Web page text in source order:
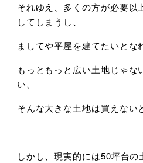
それゆえ、多くの方が必要以
してしまうし、
ましてや平屋を建てたいとな
もっともっと広い土地じゃな
い、
そんな大きな土地は買えない
しかし、現実的には50坪台の